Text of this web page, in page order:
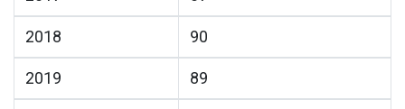
2018 90
2019 89